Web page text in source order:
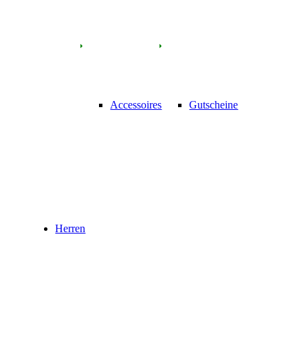
Accessoires Gutscheine
Herren